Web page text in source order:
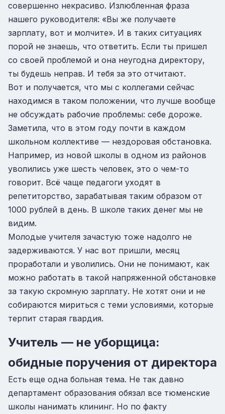
совершенно некрасиво. Излюбленная фраза
нашего руководителя: «Вы же получаете
зарплату, вот и молчите». И в таких ситуациях
порой не знаешь, что ответить. Если ты пришел
со своей проблемой и она неугодна директору,
ты будешь неправ. И тебя за это отчитают.
Вот и получается, что мы с коллегами сейчас
находимся в таком положении, что лучше вообще
не обсуждать рабочие проблемы: себе дороже.
Заметила, что в этом году почти в каждом
школьном коллективе — нездоровая обстановка.
Например, из новой школы в одном из районов
уволились уже шесть человек, это о чем-то
говорит. Всё чаще педагоги уходят в
репетиторство, зарабатывая таким образом от
1000 рублей в день. В школе таких денег мы не
видим.
Молодые учителя зачастую тоже надолго не
задерживаются. У нас вот пришли, месяц
проработали и уволились. Они не понимают, как
можно работать в такой напряженной обстановке
за такую скромную зарплату. Не хотят они и не
собираются мириться с теми условиями, которые
терпит старая гвардия.
Учитель — не уборщица:
обидные поручения от директора
Есть еще одна больная тема. Не так давно
департамент образования обязал все тюменские
школы нанимать клининг. Но по факту